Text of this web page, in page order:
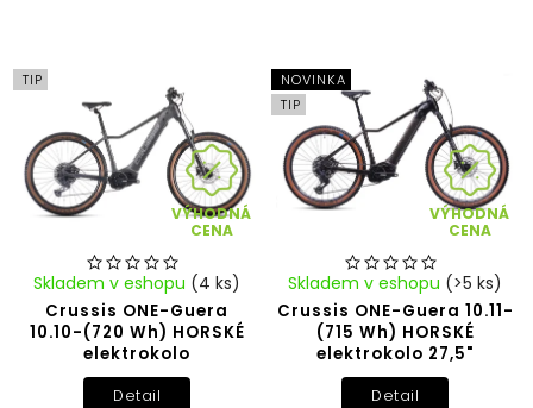
TIP
VÝHODNÁ
CENA
Crussis ONE-Guera
10.10-(720 Wh) HORSKÉ
elektrokolo
Skladem v eshopu (4 ks)
Detail
NOVINKA
TIP
VÝHODNÁ
CENA
Crussis ONE-Guera 10.11-
(715 Wh) HORSKÉ
elektrokolo 27,5"
Skladem v eshopu (>5 ks)
Detail